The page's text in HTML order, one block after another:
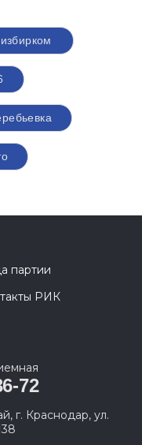
партии
РИК
72
г. Краснодар, ул.